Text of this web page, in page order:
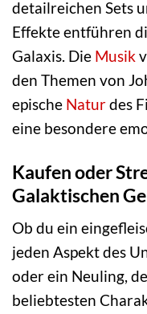
detailreichen Sets
Effekte entführen
Galaxis. Die Musik
den Themen von
epische Naturdes
eine besondere
Kaufen oder
Galaktischen
Ob du ein
jeden Aspekt des
oder ein Neuling,
beliebtesten